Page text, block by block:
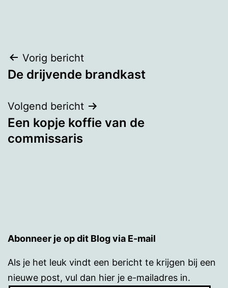
Bericht
navigatie
Vorig bericht
De drijvende brandkast
Volgend bericht
Een kopje koffie van de
commissaris
Abonneer je op dit Blog via E-mail
Als je het leuk vindt een bericht te krijgen bij een
nieuwe post, vul dan hier je e-mailadres in.